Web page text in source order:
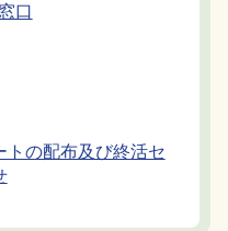
口
トの配布及び終活セ